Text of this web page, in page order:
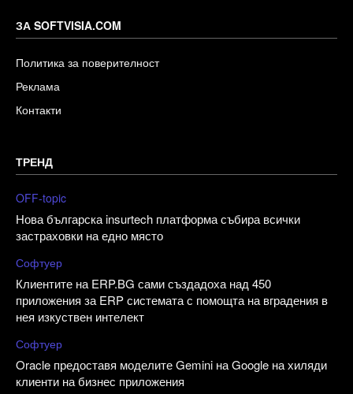
ЗА SOFTVISIA.COM
Политика за поверителност
Реклама
Контакти
ТРЕНД
OFF-topic
Нова българска insurtech платформа събира всички
застраховки на едно място
Софтуер
Клиентите на ERP.BG сами създадоха над 450
приложения за ERP системата с помощта на вградения в
нея изкуствен интелект
Софтуер
Oracle предоставя моделите Gemini на Google на хиляди
клиенти на бизнес приложения